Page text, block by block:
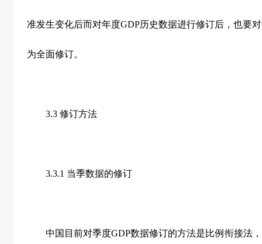
准发生变化后而对年度GDP历史数据进行修订后，也要
为全面修订。
3.3 修订方法
3.3.1 当季数据的修订
中国目前对季度GDP数据修订的方法是比例衔接法，